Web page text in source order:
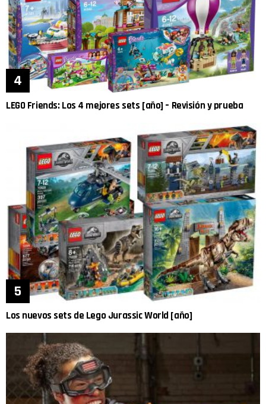
LEGO Friends: Los 4 mejores sets [año] – Revisión y prueba
Los nuevos sets de Lego Jurassic World [año]